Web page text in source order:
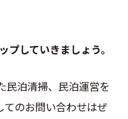
プしていきましょう。
民泊清掃、民泊運営を
てのお問い合わせはぜ